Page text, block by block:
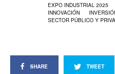
EXPO INDUSTRIAL 2025
INNOVACIÓN
SECTOR PÚBLICO Y
SHARE TWEET